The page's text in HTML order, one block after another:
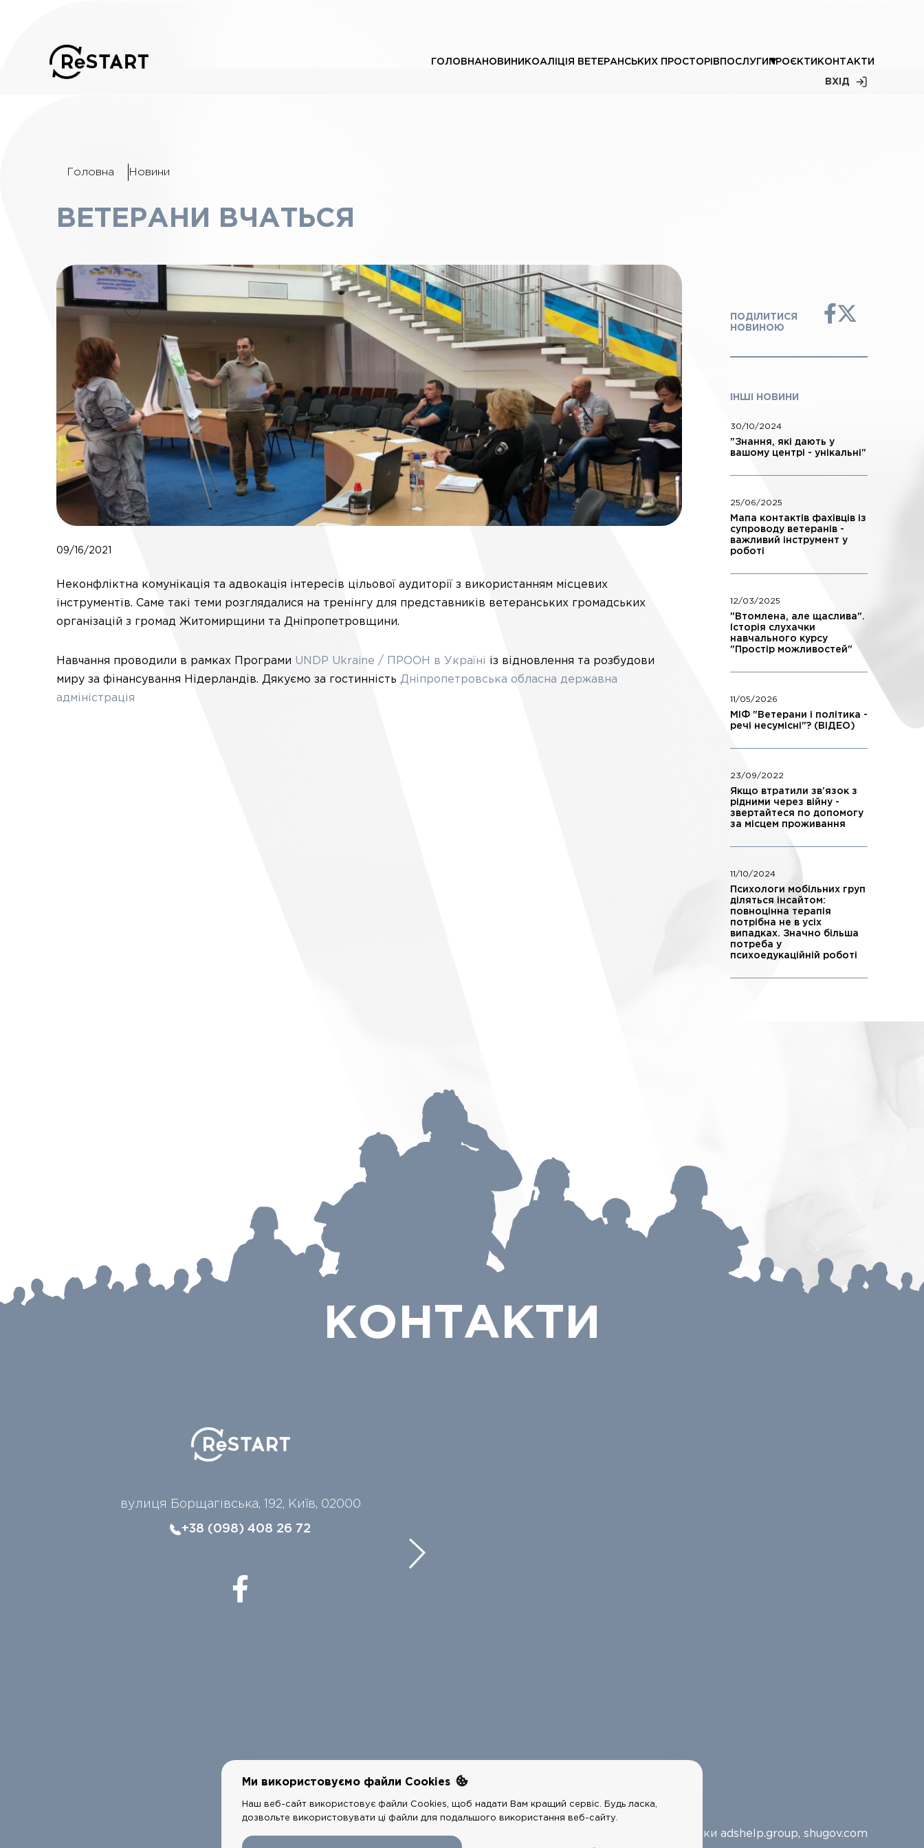
ВХІД
ГОЛОВНА НОВИНИ КОАЛІЦІЯ ВЕТЕРАНСЬКИХ ПРОСТОРІВ ПОСЛУГИ ПРОЄКТИ КОНТАКТИ
Головна Новини
ВЕТЕРАНИ ВЧАТЬСЯ
09/16/2021
Неконфліктна комунікація та адвокація інтересів цільової аудиторії з використанням місцевих
інструментів. Саме такі теми розглядалися на тренінгу для представників ветеранських громадських
організацій з громад Житомирщини та Дніпропетровщини.
Навчання проводили в рамках Програми UNDP Ukraine / ПРООН в Україні із відновлення та розбудови
миру за фінансування Нідерландів. Дякуємо за гостинність Дніпропетровська обласна державна
адміністрація
ПОДІЛИТИСЯ
НОВИНОЮ
ІНШІ НОВИНИ
30/10/2024
"Знання, які дають у
вашому центрі - унікальні"
25/06/2025
Мапа контактів фахівців із
супроводу ветеранів -
важливий інструмент у
роботі
12/03/2025
"Втомлена, але щаслива".
Історія слухачки
навчального курсу
"Простір можливостей"
11/05/2026
МІФ "Ветерани і політика -
речі несумісні"? (ВІДЕО)
23/09/2022
Якщо втратили зв’язок з
рідними через війну -
звертайтеся по допомогу
за місцем проживання
11/10/2024
Психологи мобільних груп
діляться інсайтом:
повноцінна терапія
потрібна не в усіх
випадках. Значно більша
потреба у
психоедукаційній роботі
КОНТАКТИ
вулиця Борщагівська, 192, Київ, 02000
+38 (098) 408 26 72
COPYRIGHTS @ РЕСТАРТ 2026 - ALL RIGHTS RESERVED
Розробники adshelp.group, shugov.com
Ми використовуємо файли Cookies
Наш веб-сайт використовує файли Cookies, щоб надати Вам кращий сервіс. Будь ласка,
дозвольте використовувати ці файли для подальшого використання веб-сайту.